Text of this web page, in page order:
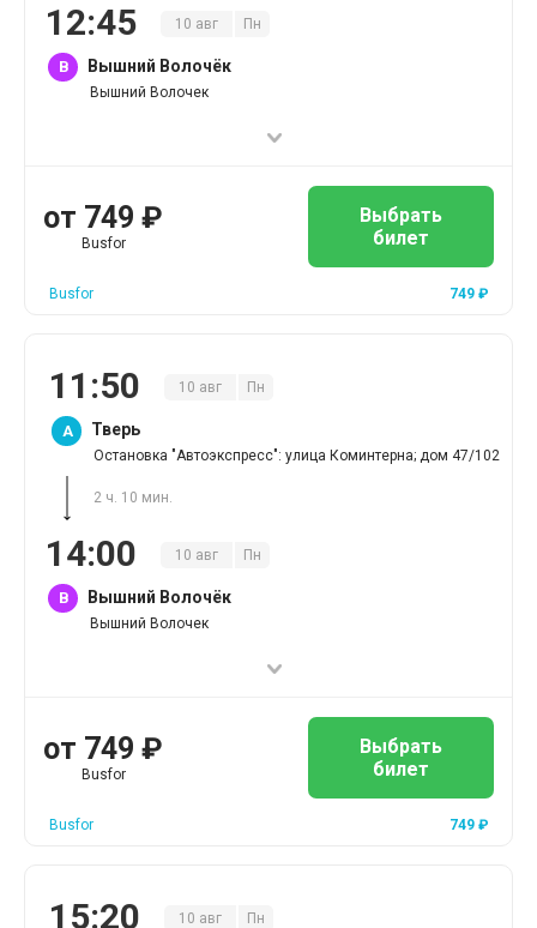
12:45 10 авг Пн
B Вышний Волочёк
Вышний Волочек
от 749 ₽
Busfor
Выбрать
билет
Busfor 749 ₽
11 :50 10 авг Пн
A Тверь
Остановка "Автоэкспресс": улица Коминтерна; дом 47/102
2 ч. 10 мин.
14:00 10 авг Пн
B Вышний Волочёк
Вышний Волочек
от 749 ₽
Busfor
Выбрать
билет
Busfor 749 ₽
15:20 10 авг Пн